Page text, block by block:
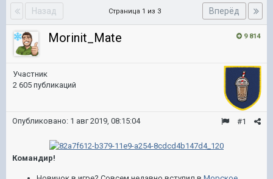
Назад Вперёд
Страница 1 из 3
9 814
Morinit_Mate
Участник
2 605 публикаций
#1
Опубликовано: 1 авг 2019, 08:15:04
Командир!